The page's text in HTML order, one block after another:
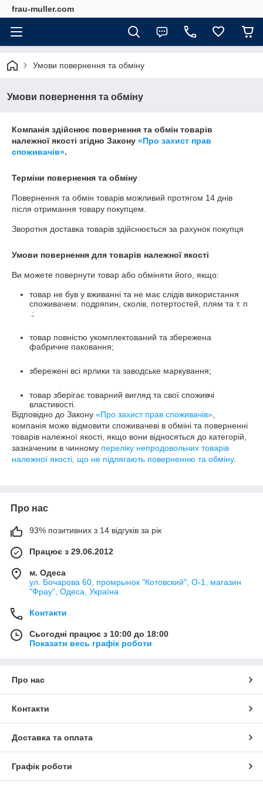
frau-muller.com
Умови повернення та обміну
Умови повернення та обміну
Компанія здійснює повернення та обмін товарів
належної якості згідно Закону «Про захист прав
споживачів».
Терміни повернення та обміну
Повернення та обмін товарів можливий протягом 14 днів
після отримання товару покупцем.
Зворотня доставка товарів здійснюється за рахунок покупця
Умови повернення для товарів належної якості
Ви можете повернути товар або обміняти його, якщо:
товар не був у вживанні та не має слідів використання
споживачем: подряпин, сколів, потертостей, плям та т. п
.;
товар повністю укомплектований та збережена
фабричне паковання;
збережені всі ярлики та заводське маркування;
товар зберігає товарний вигляд та свої споживчі
властивості.
Відповідно до Закону «Про захист прав споживачів»
компанія може відмовити споживачеві в обміні та поверненні
товарів належної якості, якщо вони відносяться до категорій,
зазначеним в чинному переліку непродовольчих товарів
належної якості, що не підлягають поверненню та обміну.
Про нас
93% позитивних з 14 відгуків за рік
Працює з 29.06.2012
м. Одеса
ул. Бочарова 60, промрынок "Котовский", О-1, магазин
"Фрау", Одеса, Україна
Контакти
Сьогодні працює з 10:00 до 18:00
Показати весь графік роботи
Про нас
Контакти
Доставка та оплата
Графік роботи